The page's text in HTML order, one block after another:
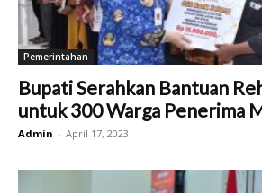
Pemerintahan
Bupati Serahkan Bantuan
untuk 300 Warga Penerima
Admin - April 17, 2023